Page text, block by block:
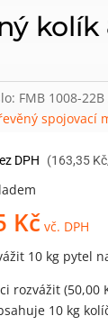
FMB 1008-22B
spojovací
DPH (163,35
Kč vč. DPH
10 kg pytel
rozvážit (50,00